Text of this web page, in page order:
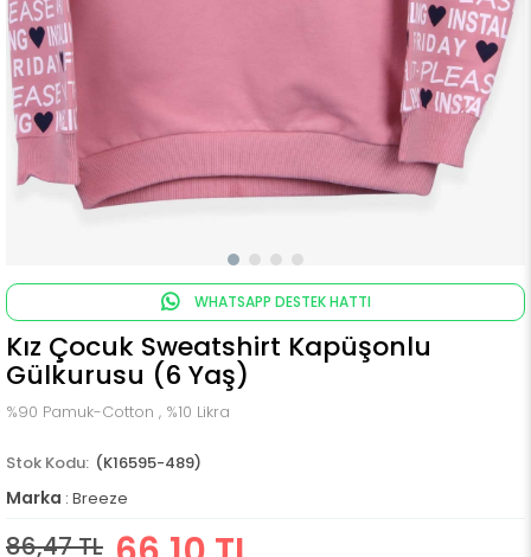
WHATSAPP DESTEK HATTI
Kız Çocuk Sweatshirt Kapüşonlu
Gülkurusu (6 Yaş)
%90 Pamuk-Cotton , %10 Likra
(K16595-489)
Marka : Breeze
86,47 TL